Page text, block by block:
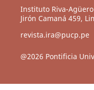
Instituto Riva-Agüero
Jirón Camaná 459,
revista.ira@pucp.pe
@2026 Pontificia